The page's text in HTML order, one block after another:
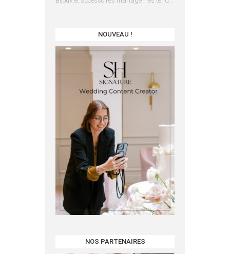
NOUVEAU !
NOS PARTENAIRES